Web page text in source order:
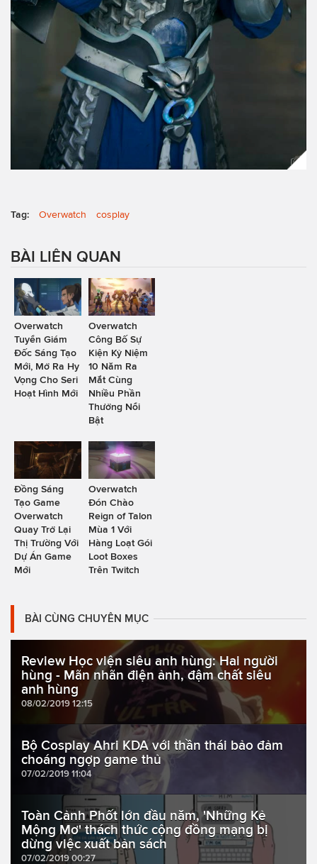
Tag: Overwatch cosplay
BÀI LIÊN QUAN
Overwatch
Tuyển Giám
Đốc Sáng Tạo
Mới, Mở Ra Hy
Vọng Cho Seri
Hoạt Hình Mới
Overwatch
Công Bố Sự
Kiện Kỷ Niệm
10 Năm Ra
Mắt Cùng
Nhiều Phần
Thưởng Nổi
Bật
Đồng Sáng
Tạo Game
Overwatch
Quay Trở Lại
Thị Trường Với
Dự Án Game
Mới
Overwatch
Đón Chào
Reign of Talon
Mùa 1 Với
Hàng Loạt Gói
Loot Boxes
Trên Twitch
BÀI CÙNG CHUYÊN MỤC
Review Học viện siêu anh hùng: Hai người
hùng - Mãn nhãn điện ảnh, đậm chất siêu
anh hùng
08/02/2019 12:15
Bộ Cosplay Ahri KDA với thần thái bảo đảm
choáng ngợp game thủ
07/02/2019 11:04
Toàn Cảnh Phốt lớn đầu năm, 'Những Kẻ
Mộng Mơ' thách thức cộng đồng mạng bị
dừng việc xuất bản sách
07/02/2019 00:27